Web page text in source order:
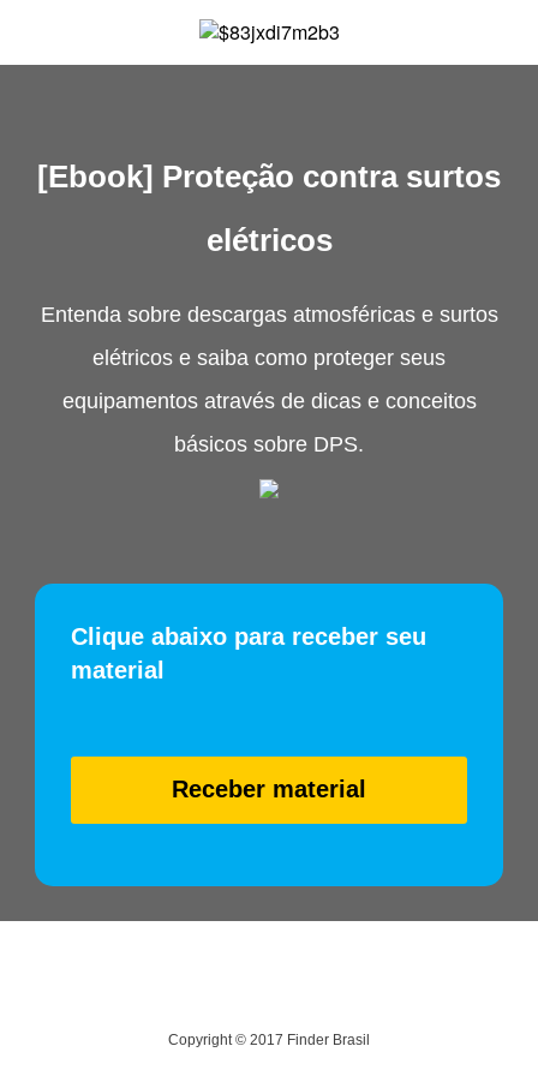
[Ebook] Proteção contra surtos
elétricos
Entenda sobre descargas atmosféricas e surtos
elétricos e saiba como proteger seus
equipamentos através de dicas e conceitos
básicos sobre DPS.
Clique abaixo para receber seu
material
Receber material
Copyright © 2017 Finder Brasil